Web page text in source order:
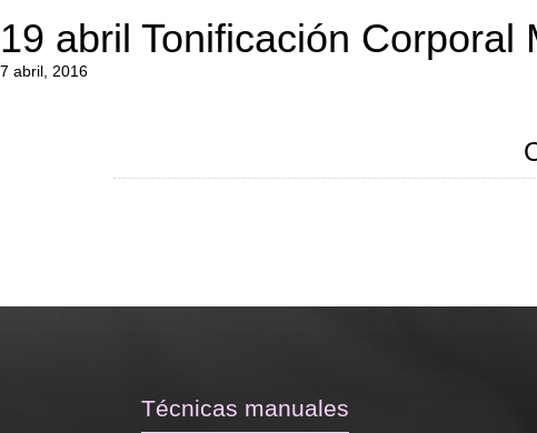
19 abril Tonificación Corporal
7 abril, 2016
Técnicas manuales